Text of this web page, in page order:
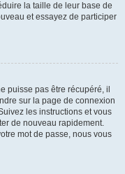
la taille de leur base de
et essayez de participer
puisse pas être récupéré, il
sur la page de connexion
les instructions et vous
de nouveau rapidement.
mot de passe, nous vous